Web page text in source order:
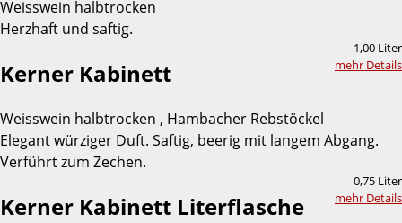
Weisswein halbtrocken
Herzhaft und saftig.
1,00 Liter
mehr Details
Kerner Kabinett
Weisswein halbtrocken , Hambacher Rebstöckel
Elegant würziger Duft. Saftig, beerig mit langem Abgang.
Verführt zum Zechen.
0,75 Liter
mehr Details
Kerner Kabinett Literflasche